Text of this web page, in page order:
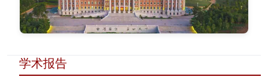
学术报告